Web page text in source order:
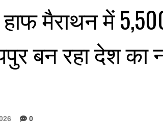
मैराथन में
बन रहा देश का
0